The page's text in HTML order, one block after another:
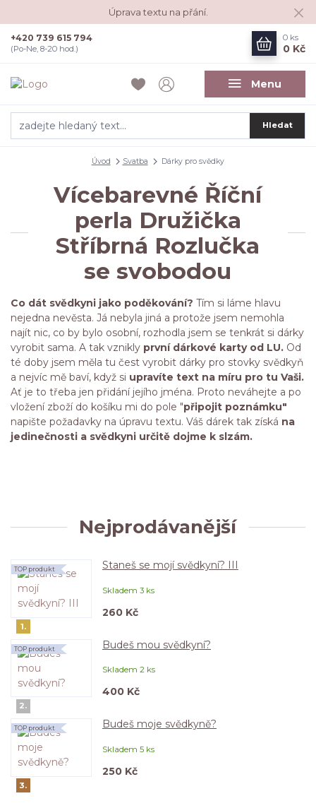
Úprava textu na přání.
Menu
Hledat
+420 739 615 794
(Po-Ne, 8-20 hod.)
0 ks
0 Kč
Úvod Svatba Dárky pro svědky
Vícebarevné Říční
perla Družička
Stříbrná Rozlučka
se svobodou
Co dát svědkyni jako poděkování? Tím si láme hlavu
nejedna nevěsta. Já nebyla jiná a protože jsem nemohla
najít nic, co by bylo osobní, rozhodla jsem se tenkrát si dárky
vyrobit sama. A tak vznikly první dárkové karty od LU. Od
té doby jsem měla tu čest vyrobit dárky pro stovky svědkyň
a nejvíc mě baví, když si upravíte text na míru pro tu Vaši.
Ať je to třeba jen přidání jejího jména. Proto neváhejte a po
vložení zboží do košíku mi do pole "připojit poznámku"
napište požadavky na úpravu textu. Váš dárek tak získá na
jedinečnosti a svědkyni určitě dojme k slzám.
Nejprodávanější
1.
Staneš se mojí svědkyní? III
Skladem 3 ks
TOP produkt
260 Kč
2.
Budeš mou svědkyní?
Skladem 2 ks
TOP produkt
400 Kč
3.
Budeš moje svědkyně?
Skladem 5 ks
TOP produkt
250 Kč